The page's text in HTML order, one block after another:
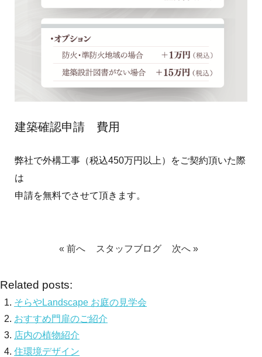
建築確認申請 費用
弊社で外構工事（税込450万円以上）をご契約頂いた際
は
申請を無料でさせて頂きます。
« 前へ スタッフブログ 次へ »
Related posts:
そらやLandscape お庭の見学会
おすすめ門扉のご紹介
店内の植物紹介
住環境デザイン